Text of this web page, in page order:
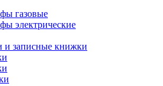
газовые
электрические
и записные книжки